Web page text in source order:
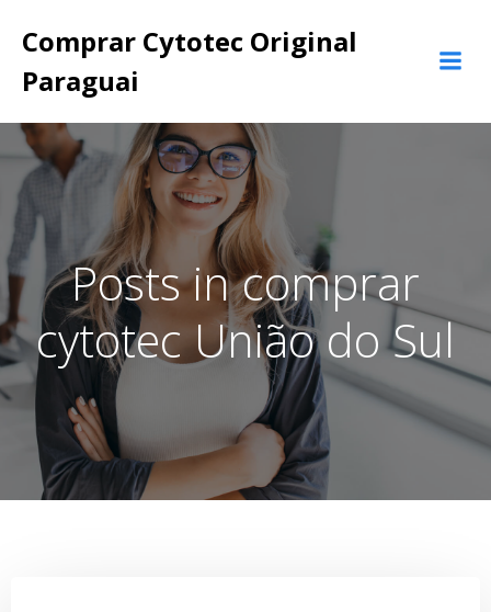
para
Comprar Cytotec Original
Paraguai
Posts in comprar
cytotec União do Sul